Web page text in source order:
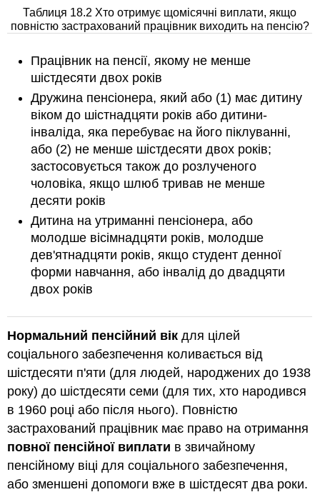
Таблиця 18.2 Хто отримує щомісячні виплати, якщо
повністю застрахований працівник виходить на пенсію?
Працівник на пенсії, якому не менше
шістдесяти двох років
Дружина пенсіонера, який або (1) має дитину
віком до шістнадцяти років або дитини-
інваліда, яка перебуває на його піклуванні,
або (2) не менше шістдесяти двох років;
застосовується також до розлученого
чоловіка, якщо шлюб тривав не менше
десяти років
Дитина на утриманні пенсіонера, або
молодше вісімнадцяти років, молодше
дев'ятнадцяти років, якщо студент денної
форми навчання, або інвалід до двадцяти
двох років
Нормальний пенсійний вік для цілей
соціального забезпечення коливається від
шістдесяти п'яти (для людей, народжених до 1938
року) до шістдесяти семи (для тих, хто народився
в 1960 році або після нього). Повністю
застрахований працівник має право на отримання
повної пенсійної виплати в звичайному
пенсійному віці для соціального забезпечення,
або зменшені допомоги вже в шістдесят два роки.